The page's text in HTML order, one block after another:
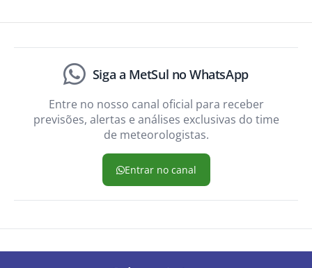
Siga a MetSul no WhatsApp
Entre no nosso canal oficial para receber
previsões, alertas e análises exclusivas do time
de meteorologistas.
Entrar no canal